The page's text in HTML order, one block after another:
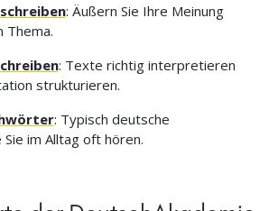
: Äußern Sie Ihre Meinung
Thema.
: Texte richtig interpretieren
strukturieren.
: Typisch deutsche
im Alltag oft hören.